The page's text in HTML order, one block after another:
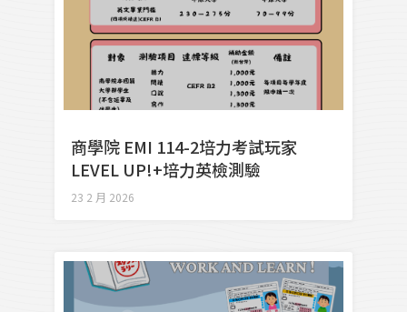
商學院 EMI 114-2培力考試玩家
LEVEL UP!+培力英檢測驗
23 2 月 2026